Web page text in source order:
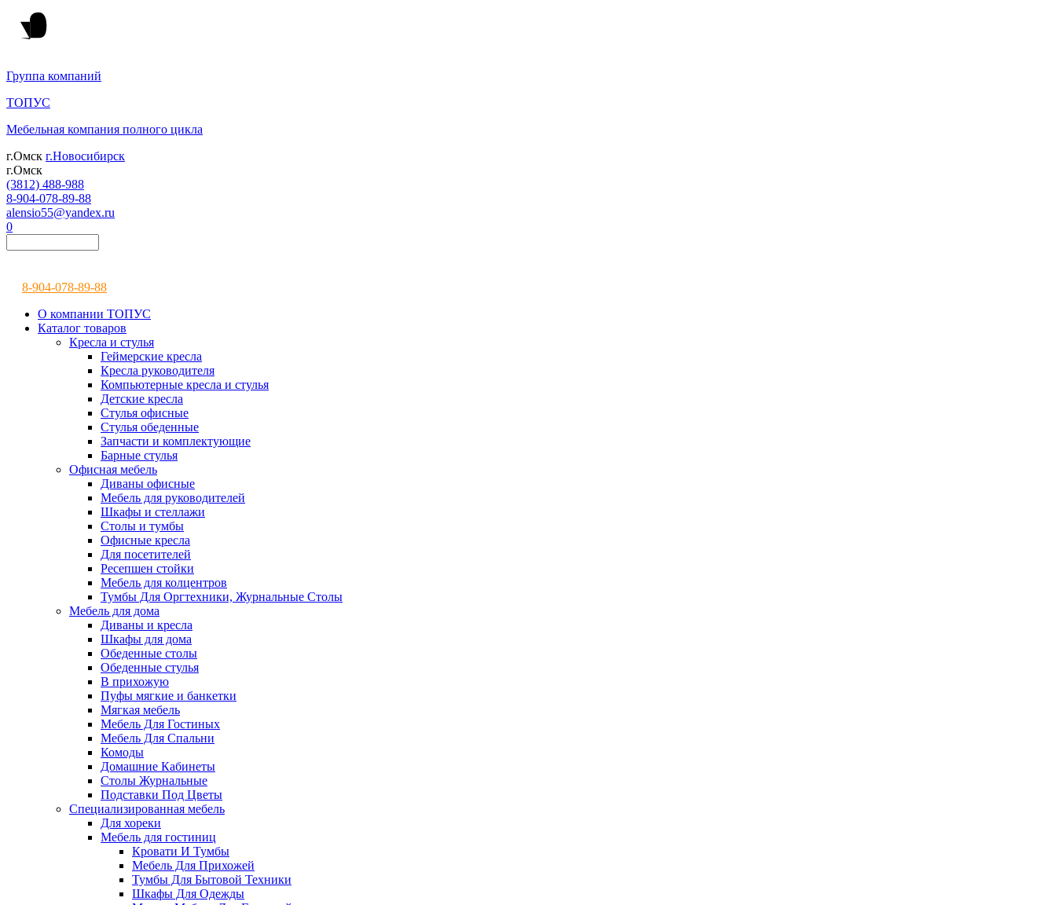
Группа компаний
ТОПУС
Мебельная компания полного цикла
г.Омск г.Новосибирск
г.Омск
(3812) 488-988
8-904-078-89-88
alensio55@yandex.ru
0
8-904-078-89-88
О компании ТОПУС
Каталог товаров
Кресла и стулья
Геймерские кресла
Кресла руководителя
Компьютерные кресла и стулья
Детские кресла
Стулья офисные
Стулья обеденные
Запчасти и комплектующие
Барные стулья
Офисная мебель
Диваны офисные
Мебель для руководителей
Шкафы и стеллажи
Столы и тумбы
Офисные кресла
Для посетителей
Ресепшен стойки
Мебель для колцентров
Тумбы Для Оргтехники, Журнальные Столы
Мебель для дома
Диваны и кресла
Шкафы для дома
Обеденные столы
Обеденные стулья
В прихожую
Пуфы мягкие и банкетки
Мягкая мебель
Мебель Для Гостиных
Мебель Для Спальни
Комоды
Домашние Кабинеты
Столы Журнальные
Подставки Под Цветы
Специализированная мебель
Для хореки
Мебель для гостиниц
Кровати И Тумбы
Мебель Для Прихожей
Тумбы Для Бытовой Техники
Шкафы Для Одежды